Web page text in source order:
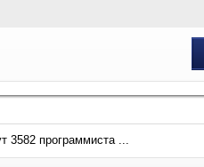
3582 программиста ...